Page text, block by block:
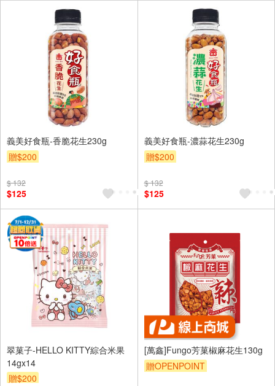
義美好食瓶-香脆花生230g
贈$200
$ 132
$125
義美好食瓶-濃蒜花生230g
贈$200
$ 132
$125
翠菓子-HELLO KITTY綜合米果
14gx14
贈$200
[萬鑫]Fungo芳菓椒麻花生130g
贈OPENPOINT